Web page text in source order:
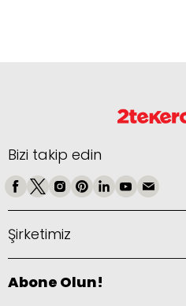
Bizi takip edin
Şirketimiz
Abone Olun!